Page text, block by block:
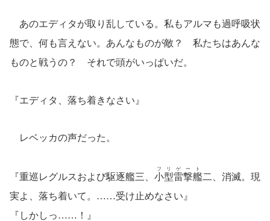
あのエディタが取り乱している。私もアルマも過呼吸状
態で、何も言えない。あんなものが敵？ 私たちはあんな
ものと戦うの？ それで頭がいっぱいだ。
『エディタ、落ち着きなさい』
レベッカの声だった。
『重巡レグルスおよび駆逐艦三、 小型雷撃艦
フリゲート
二、消滅。現
実よ、落ち着いて。……受け止めなさい』
『しかしっ……！』